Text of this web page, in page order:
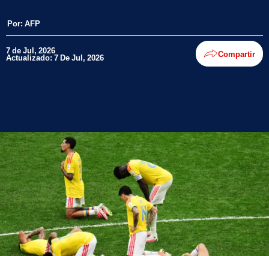
Por: AFP
7 de Jul, 2026
Actualizado: 7 De Jul, 2026 Compartir